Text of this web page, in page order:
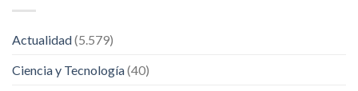
Actualidad(5.579)
Ciencia y Tecnología(40)